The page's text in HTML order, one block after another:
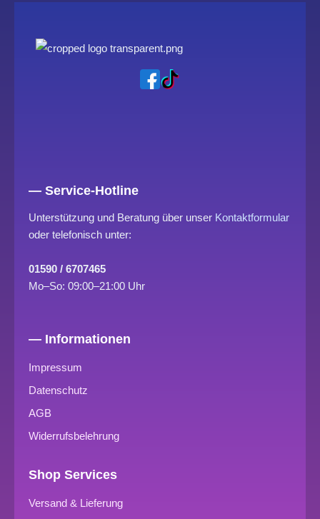
— Service-Hotline
Unterstützung und Beratung über unser Kontaktformular
oder telefonisch unter:
01590 / 6707465
Mo–So: 09:00–21:00 Uhr
— Informationen
Impressum
Datenschutz
AGB
Widerrufsbelehrung
Shop Services
Versand & Lieferung